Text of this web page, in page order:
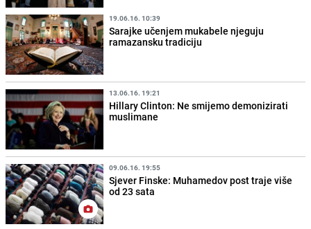
19.06.16. 10:39
Sarajke učenjem mukabele njeguju
ramazansku tradiciju
13.06.16. 19:21
Hillary Clinton: Ne smijemo demonizirati
muslimane
09.06.16. 19:55
Sjever Finske: Muhamedov post traje više
od 23 sata